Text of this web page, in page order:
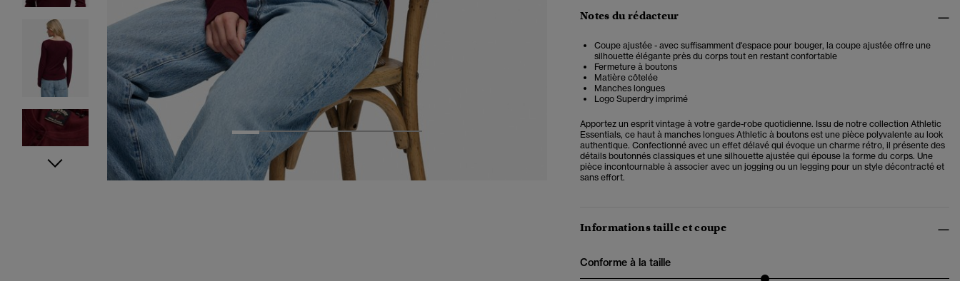
2 3 5 7
Notes du rédacteur
Coupe ajustée - avec suffisamment d'espace pour bouger, la coupe ajustée offre une
silhouette élégante près du corps tout en restant confortable
Fermeture à boutons
Matière côtelée
Manches longues
Logo Superdry imprimé
Apportez un esprit vintage à votre garde-robe quotidienne. Issu de notre collection Athletic
Essentials, ce haut à manches longues Athletic à boutons est une pièce polyvalente au look
authentique. Confectionné avec un effet délavé qui évoque un charme rétro, il présente des
détails boutonnés classiques et une silhouette ajustée qui épouse la forme du corps. Une
pièce incontournable à associer avec un jogging ou un legging pour un style décontracté et
sans effort.
Informations taille et coupe
Conforme à la taille